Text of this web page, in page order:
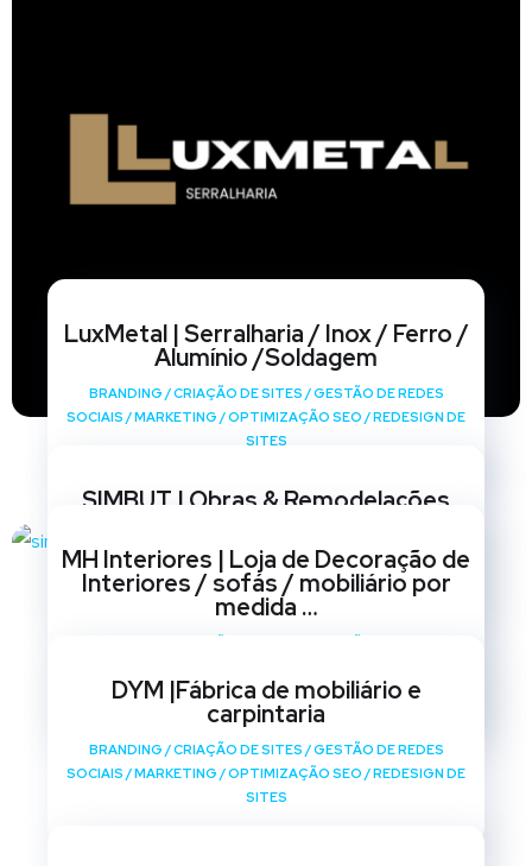
LuxMetal | Serralharia / Inox / Ferro /
Alumínio /Soldagem
BRANDING /CRIAÇÃO DE SITES /GESTÃO DE REDES
SOCIAIS /MARKETING /OPTIMIZAÇÃO SEO /REDESIGN DE
SITES
SIMBUT | Obras & Remodelações
SOCIAIS /MARKETING OPTIMIZAÇÃO SEO/ REDESIGN DE
SITES
MH Interiores | Loja de Decoração de
Interiores / sofás / mobiliário por
medida …
SITES
DYM |Fábrica de mobiliário e
carpintaria
BRANDING /CRIAÇÃO DE SITES /GESTÃO DE REDES
SOCIAIS /MARKETING /OPTIMIZAÇÃO SEO /REDESIGN DE
SITES